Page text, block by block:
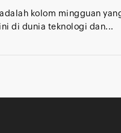
kolom mingguan
di dunia teknologi dan...